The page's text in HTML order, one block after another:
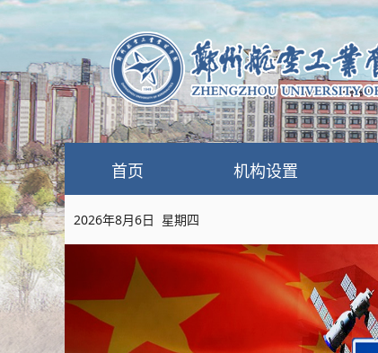
首页 机构设置
2026年8月6日 星期四